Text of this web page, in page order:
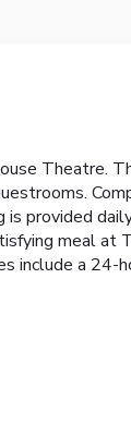
Theatre.
is provided
meal at
include a 24-